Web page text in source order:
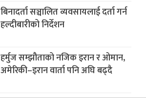
बिनादर्ता सञ्चालित व्यवसायलाई दर्ता गर्न
हल्दीबारीको निर्देशन
हर्मुज सम्झौताको नजिक इरान र ओमान,
अमेरिकी–इरान वार्ता पनि अघि बढ्दै